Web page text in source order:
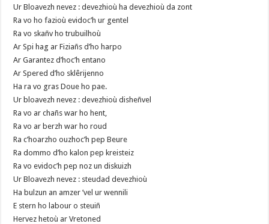
Ur Bloavezh nevez : devezhioù ha devezhioù da zont
Ra vo ho fazioù evidoc’h ur gentel
Ra vo skañv ho trubuilhoù
Ar Spi hag ar Fiziañs d’ho harpo
Ar Garantez d’hoc’h entano
Ar Spered d’ho sklêrijenno
Ha ra vo gras Doue ho pae.
Ur bloavezh nevez : devezhioù disheñvel
Ra vo ar chañs war ho hent,
Ra vo ar berzh war ho roud
Ra c’hoarzho ouzhoc’h pep Beure
Ra dommo d’ho kalon pep kreisteiz
Ra vo evidoc’h pep noz un diskuizh
Ur Bloavezh nevez : steudad devezhioù
Ha bulzun an amzer ’vel ur wennili
E stern ho labour o steuiñ
Hervez hetoù ar Vretoned